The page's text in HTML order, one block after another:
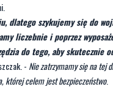
dlatego szykujemy się do
liczebnie i poprzez
do tego, aby skutecznie
- Nie zatrzymamy się na tej
której celem jest bezpieczeństwo.